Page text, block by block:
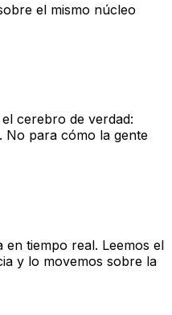
el mismo núcleo
cerebro de verdad:
No para cómo la gente
en tiempo real. Leemos el
y lo movemos sobre la